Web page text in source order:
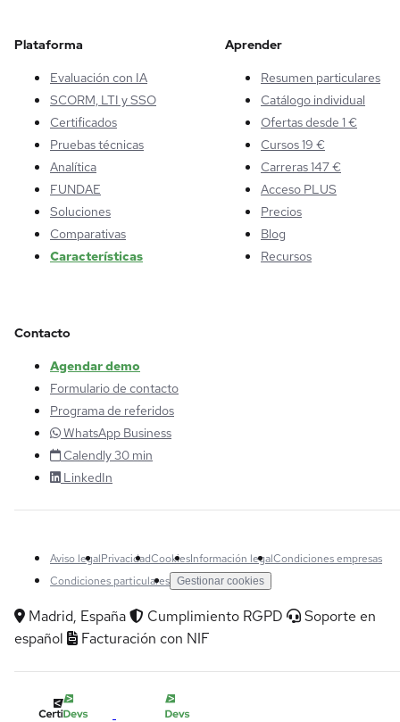
Plataforma
Evaluación con IA
SCORM, LTI y SSO
Certificados
Pruebas técnicas
Analítica
FUNDAE
Soluciones
Comparativas
Características
Aprender
Resumen particulares
Catálogo individual
Ofertas desde 1 €
Cursos 19 €
Carreras 147 €
Acceso PLUS
Precios
Blog
Recursos
Contacto
Agendar demo
Formulario de contacto
Programa de referidos
WhatsApp Business
Calendly 30 min
LinkedIn
Aviso legalPrivacidadCookiesInformación legalCondiciones empresas
Condiciones particulares Gestionar cookies
Madrid, España Cumplimiento RGPD
Soporte en
español
Facturación con NIF